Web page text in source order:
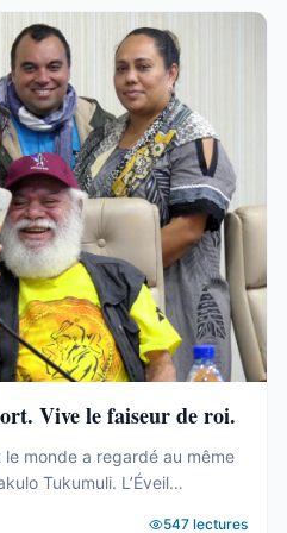
Vive le faiseur de roi.
monde a regardé au même
Tukumuli. L’Éveil
547 lectures